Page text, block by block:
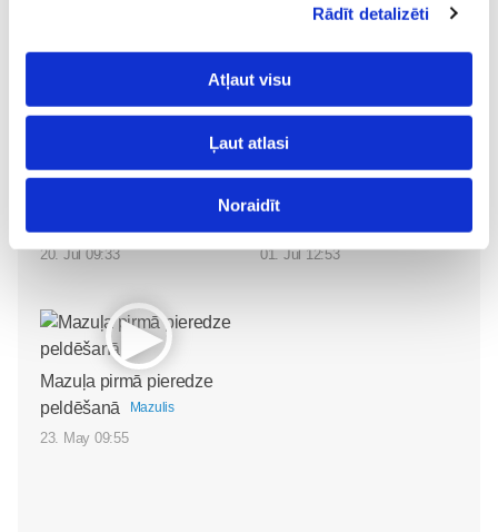
Rādīt detalizēti
Atļaut visu
Ļaut atlasi
Noraidīt
kinoteātros no 31. Jūlija -
Mazais valītis ar lielu sirdi
20. Jul 09:33
Friso Gold - saudzīgs
atbalsts mazuļa attīstībai
piebarošanas laikā
01. Jul 12:53
Mazuļa pirmā pieredze
peldēšanā
Mazulis
23. May 09:55